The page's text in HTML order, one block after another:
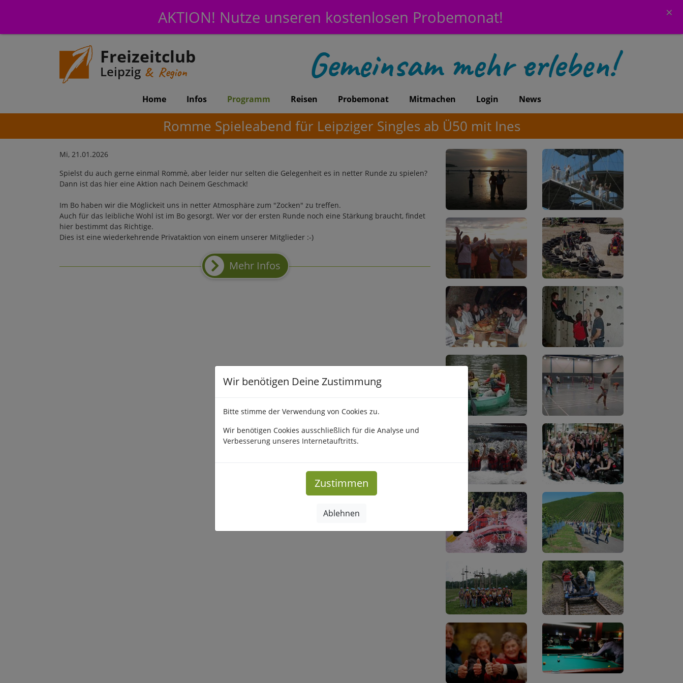
AKTION! Nutze unseren kostenlosen Probemonat! ×
Freizeitclub
Leipzig & Region
Home Infos Programm Reisen Probemonat Mitmachen Login News
Romme Spieleabend für Leipziger Singles ab Ü50 mit Ines
Mi, 21.01.2026
Spielst du auch gerne einmal Rommè, aber leider nur selten die Gelegenheit es in netter Runde zu spielen?
Dann ist das hier eine Aktion nach Deinem Geschmack!
Im Bo haben wir die Möglickeit uns in netter Atmosphäre zum "Zocken" zu treffen.
Auch für das leibliche Wohl ist im Bo gesorgt. Wer vor der ersten Runde noch eine Stärkung braucht, findet
hier bestimmt das Richtige.
Dies ist eine wiederkehrende Privataktion von einem unserer Mitglieder :-)
Mehr Infos
Wir benötigen Deine Zustimmung
Bitte stimme der Verwendung von Cookies zu.
Wir benötigen Cookies ausschließlich für die Analyse und
Verbesserung unseres Internetauftritts.
Zustimmen
Ablehnen